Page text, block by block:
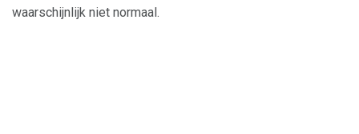
waarschijnlijk niet normaal.